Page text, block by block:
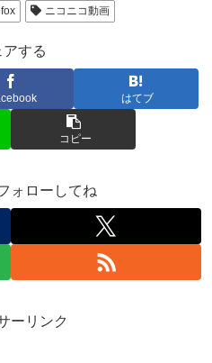
ニコニコ動画
アする
はてブ
コピー
ォローしてね
ーリンク